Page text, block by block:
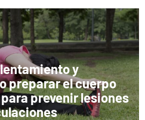
y
preparar el cuerpo
prevenir lesiones